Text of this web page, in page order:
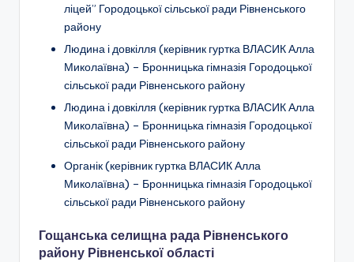
ліцей” Городоцької сільської ради Рівненського
району
Людина і довкілля (керівник гуртка ВЛАСИК Алла
Миколаївна) – Бронницька гімназія Городоцької
сільської ради Рівненського району
Людина і довкілля (керівник гуртка ВЛАСИК Алла
Миколаївна) – Бронницька гімназія Городоцької
сільської ради Рівненського району
Органік (керівник гуртка ВЛАСИК Алла
Миколаївна) – Бронницька гімназія Городоцької
сільської ради Рівненського району
Гощанська селищна рада Рівненського
району Рівненської області